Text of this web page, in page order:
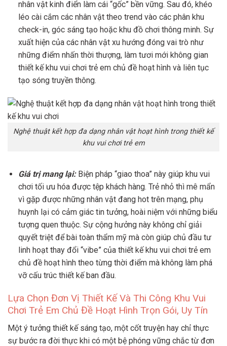
nhân vật kinh điển làm cái “gốc” bền vững. Sau đó, khéo
léo cài cắm các nhân vật theo trend vào các phân khu
check-in, góc sáng tạo hoặc khu đồ chơi thông minh. Sự
xuất hiện của các nhân vật xu hướng đóng vai trò như
những điểm nhấn thời thượng, làm tươi mới không gian
thiết kế khu vui chơi trẻ em chủ đề hoạt hình và liên tục
tạo sóng truyền thông.
Nghệ thuật kết hợp đa dạng nhân vật hoạt hình trong thiết kế
khu vui chơi trẻ em
Giá trị mang lại:Biện pháp “giao thoa” này giúp khu vui
chơi tối ưu hóa được tệp khách hàng. Trẻ nhỏ thì mê mẩn
vì gặp được những nhân vật đang hot trên mạng, phụ
huynh lại có cảm giác tin tưởng, hoài niệm với những biểu
tượng quen thuộc. Sự cộng hưởng này không chỉ giải
quyết triệt để bài toàn thẩm mỹ mà còn giúp chủ đầu tư
linh hoạt thay đổi “vibe” của thiết kế khu vui chơi trẻ em
chủ đề hoạt hình theo từng thời điểm mà không làm phá
vỡ cấu trúc thiết kế ban đầu.
Lựa Chọn Đơn Vị Thiết Kế Và Thi Công Khu Vui
Chơi Trẻ Em Chủ Đề Hoạt Hình Trọn Gói, Uy Tín
Một ý tưởng thiết kế sáng tạo, một cốt truyện hay chỉ thực
sự bước ra đời thực khi có một bệ phóng vững chắc từ đơn